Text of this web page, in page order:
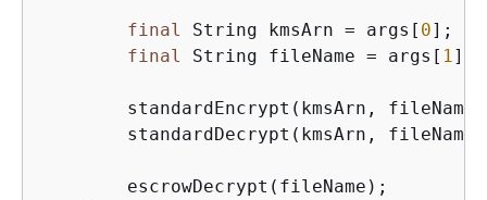
final String kmsArn = args[ 0];
final
String fileName = args[ 1 ];
standardEncrypt(kmsArn,
standardDecrypt(kmsArn,
        escrowDecrypt(fileName);